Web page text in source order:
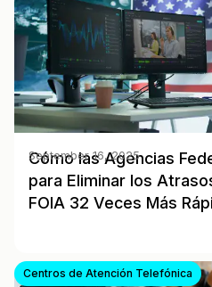
Cómo las Agencias
para Eliminar los
FOIA 32 Veces Más
September 16, 2025
Centros de Atención Telefónica